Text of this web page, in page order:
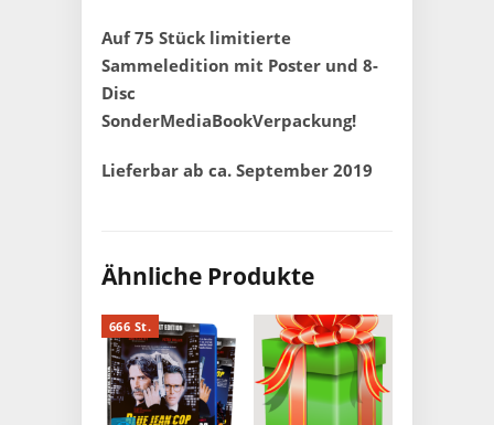
Auf 75 Stück limitierte
Sammeledition mit Poster und 8-
Disc
SonderMediaBookVerpackung!
Lieferbar ab ca. September 2019
Ähnliche Produkte
666 St.